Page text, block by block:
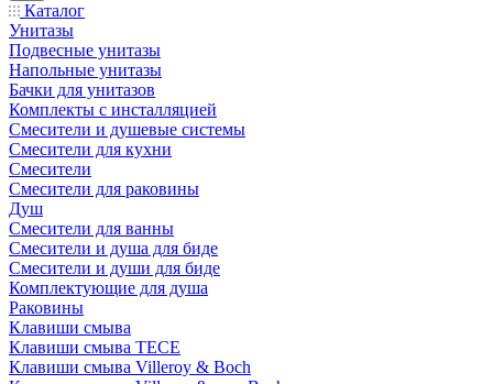
Каталог
Унитазы
Подвесные унитазы
Напольные унитазы
Бачки для унитазов
Комплекты с инсталляцией
Смесители и душевые системы
Смесители для кухни
Смесители
Смесители для раковины
Душ
Смесители для ванны
Смесители и душа для биде
Смесители и души для биде
Комплектующие для душа
Раковины
Клавиши смыва
Клавиши смыва TECE
Клавиши смыва Villeroy & Boch